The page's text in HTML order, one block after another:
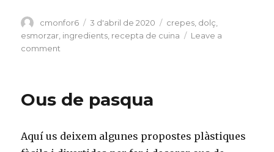
c
e
o
it
te
g
g
p
st
ai
l
m
p
ix
Author
cmonfor6
Posted
on
3 d'abril de 2020 Tags
crepes dolç
esmorzar ingredients recepta de cuina
Leave a
comment
Crepes!
Ous de pasqua
Aquí us deixem algunes propostes plàstiques